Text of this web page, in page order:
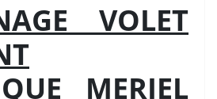
VOLET
MERIEL